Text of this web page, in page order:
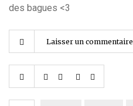
des bagues <3
Laisser un commentaire